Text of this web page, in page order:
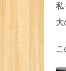
私
大